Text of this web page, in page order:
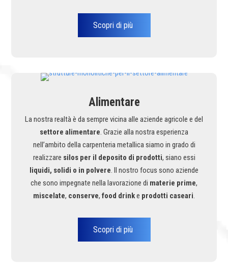
Scopri di più
Alimentare
La nostra realtà è da sempre vicina alle aziende agricole e del
settore alimentare. Grazie alla nostra esperienza
nell’ambito della carpenteria metallica siamo in grado di
realizzare silos per il deposito di prodotti, siano essi
liquidi, solidi o in polvere. Il nostro focus sono aziende
che sono impegnate nella lavorazione di materie prime,
miscelate, conserve, food drinke prodotti caseari.
Scopri di più